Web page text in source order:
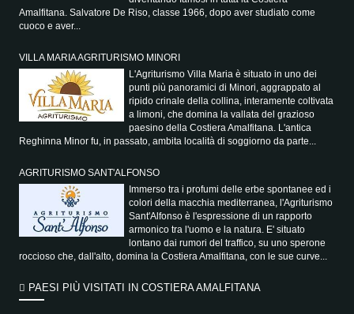
Amalfitana. Salvatore De Riso, classe 1966, dopo aver studiato come
cuoco e aver...
VILLA MARIA AGRITURISMO MINORI
L'Agriturismo Villa Maria è situato in uno dei
punti più panoramici di Minori, aggrappato al
ripido crinale della collina, interamente coltivata
a limoni, che domina la vallata del grazioso
paesino della Costiera Amalfitana. L'antica
Reghinna Minor fu, in passato, ambita località di soggiorno da parte...
AGRITURISMO SANT'ALFONSO
Immerso tra i profumi delle erbe spontanee ed i
colori della macchia mediterranea, l'Agriturismo
Sant'Alfonso è l'espressione di un rapporto
armonico tra l'uomo e la natura. E' situato
lontano dai rumori del traffico, su uno sperone
roccioso che, dall'alto, domina la Costiera Amalfitana, con le sue curve...
PAESI PIÙ VISITATI IN COSTIERA AMALFITANA